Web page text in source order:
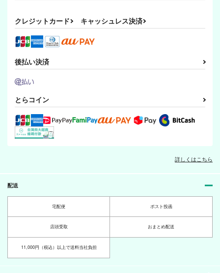
クレジットカード キャッシュレス決済
後払い決済
とらコイン
詳しくはこちら
配送
宅配便 ポスト投函
店頭受取 おまとめ配送
11,000円（税込）以上で送料当社負担